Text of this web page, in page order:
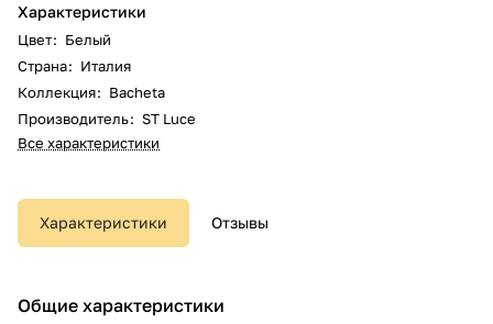
Характеристики
Цвет: Белый
Страна: Италия
Коллекция: Bacheta
Производитель: ST Luce
Все характеристики
Характеристики Отзывы
Общие характеристики